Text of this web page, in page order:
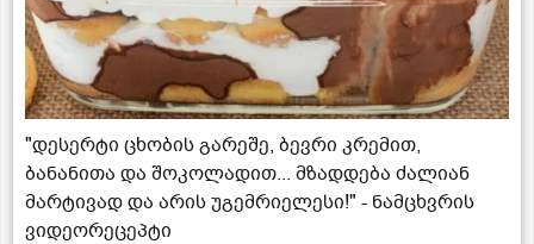
"დესერტი ცხობის გარეშე, ბევრი კრემით,
ბანანითა და შოკოლადით... მზადდება ძალიან
მარტივად და არის უგემრიელესი!" - ნამცხვრის
ვიდეორეცეპტი